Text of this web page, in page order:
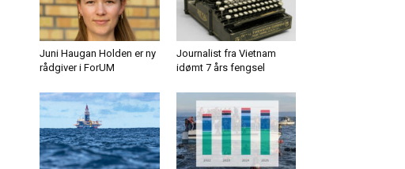
Juni Haugan Holden er ny
rådgiver i ForUM
Journalist fra Vietnam
idømt 7 års fengsel